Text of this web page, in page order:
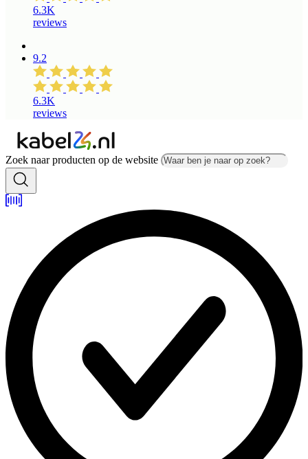
6.3K
reviews
9.2
6.3K
reviews
Zoek naar producten op de website